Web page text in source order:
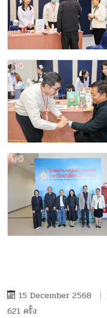
15 December 2568
621 ครั้ง